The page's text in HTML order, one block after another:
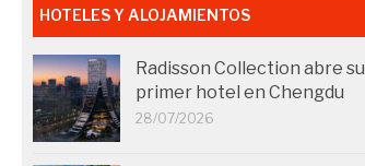
HOTELES Y ALOJAMIENTOS
Radisson Collection abre su
primer hotel en Chengdu
28/07/2026